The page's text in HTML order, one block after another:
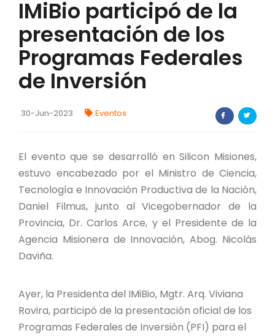
FORTALECIMIENTO DE RECURSOS
ALIMENTICIOS
BIODIVERSIDAD Y ALIMENTACIÓN
INVENTARIO DE LA BIODIVERSIDAD MISIONERA
FORMULARIO DE REGISTRO DE
INVESTIGADORES
AUTORIZACIONES
PROGRAMAS Y PROYECTOS
PROGRAMAS
MONUMENTOS NATURALES
IMiBio participó de la
presentación de los
Programas Federales
de Inversión
30-Jun-2023 Eventos
El evento que se desarrolló en Silicon Misiones,
estuvo encabezado por el Ministro de Ciencia,
Tecnología e Innovación Productiva de la Nación,
Daniel Filmus, junto al Vicegobernador de la
Provincia, Dr. Carlos Arce, y el Presidente de la
Agencia Misionera de Innovación, Abog. Nicolás
Daviña.
Ayer, la Presidenta del IMiBio, Mgtr. Arq. Viviana
Rovira, participó de la presentación oficial de los
Programas Federales de Inversión (PFI) para el